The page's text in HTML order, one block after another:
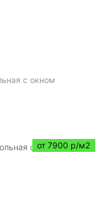
с окном
от 7900 р/м2